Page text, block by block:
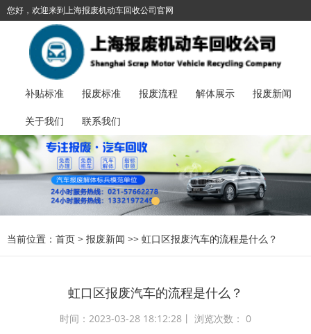
您好，欢迎来到上海报废机动车回收公司官网
报废汽车服务热线：
021-57662278
补贴标准 报废标准 报废流程 解体展示 报废新闻
关于我们 联系我们
当前位置： 首页 > 报废新闻 >> 虹口区报废汽车的流程是什么？
虹口区报废汽车的流程是什么？​
时间：2023-03-28 18:12:28丨 浏览次数： 0